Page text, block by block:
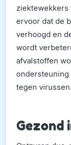
ervoor dat de
verhoogd en
wordt
afvalstoffen
tegen virussen.
Gezond